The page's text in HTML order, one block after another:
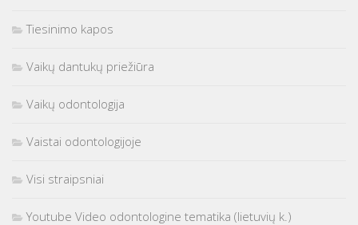
Tiesinimo kapos
Vaikų dantukų priežiūra
Vaikų odontologija
Vaistai odontologijoje
Visi straipsniai
Youtube Video odontologine tematika (lietuvių k.)